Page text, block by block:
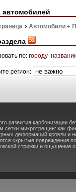
автомобилей
Автомобили
по: городу
регион:
развития карбонизации
сетки микротрещин: как
деформаций кровли и
скрытые повреждения
стрижки и ощущение